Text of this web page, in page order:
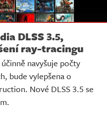
DLSS 3.5,
ray-tracingu
navyšuje počty
bude vylepšena o
Nové DLSS 3.5 se